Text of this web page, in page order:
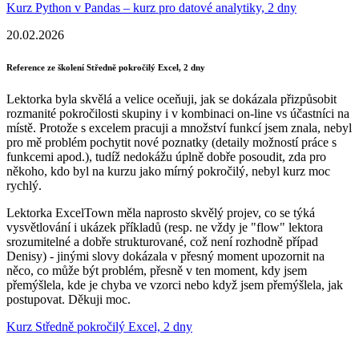
Kurz Python v Pandas – kurz pro datové analytiky, 2 dny
20.02.2026
Reference ze školení Středně pokročilý Excel, 2 dny
Lektorka byla skvělá a velice oceňuji, jak se dokázala přizpůsobit
rozmanité pokročilosti skupiny i v kombinaci on-line vs účastníci na
místě. Protože s excelem pracuji a množství funkcí jsem znala, nebyl
pro mě problém pochytit nové poznatky (detaily možností práce s
funkcemi apod.), tudíž nedokážu úplně dobře posoudit, zda pro
někoho, kdo byl na kurzu jako mírný pokročilý, nebyl kurz moc
rychlý.
Lektorka ExcelTown měla naprosto skvělý projev, co se týká
vysvětlování i ukázek příkladů (resp. ne vždy je "flow" lektora
srozumitelné a dobře strukturované, což není rozhodně případ
Denisy) - jinými slovy dokázala v přesný moment upozornit na
něco, co může být problém, přesně v ten moment, kdy jsem
přemýšlela, kde je chyba ve vzorci nebo když jsem přemýšlela, jak
postupovat. Děkuji moc.
Kurz Středně pokročilý Excel, 2 dny